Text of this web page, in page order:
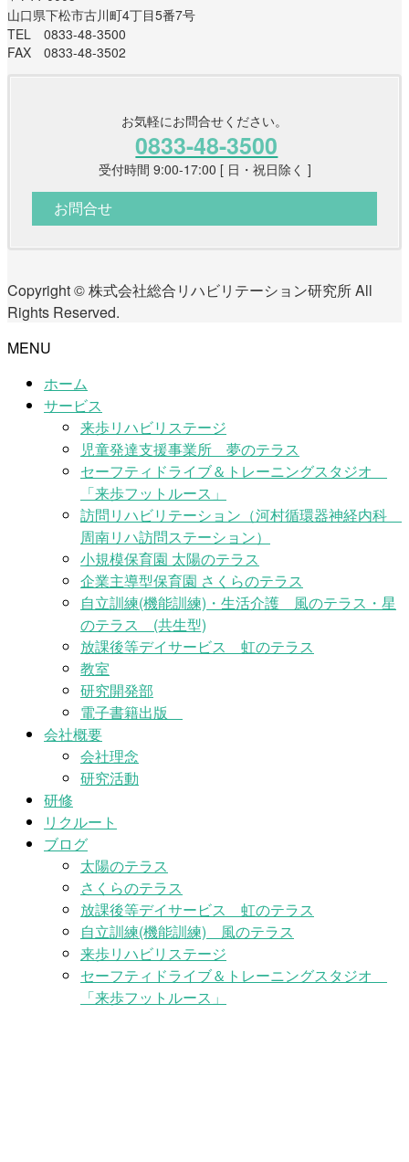
山口県下松市古川町4丁目5番7号
TEL 0833-48-3500
FAX 0833-48-3502
お気軽にお問合せください。
0833-48-3500
受付時間 9:00-17:00 [ 日・祝日除く ]
お問合せ
Copyright © 株式会社総合リハビリテーション研究所 All
Rights Reserved.
MENU
ホーム
サービス
来歩リハビリステージ
児童発達支援事業所 夢のテラス
セーフティドライブ＆トレーニングスタジオ
「来歩フットルース」
訪問リハビリテーション（河村循環器神経内科
周南リハ訪問ステーション）
小規模保育園 太陽のテラス
企業主導型保育園 さくらのテラス
自立訓練(機能訓練)・生活介護 風のテラス・星
のテラス (共生型)
放課後等デイサービス 虹のテラス
教室
研究開発部
電子書籍出版
会社概要
会社理念
研究活動
研修
リクルート
ブログ
太陽のテラス
さくらのテラス
放課後等デイサービス 虹のテラス
自立訓練(機能訓練) 風のテラス
来歩リハビリステージ
セーフティドライブ＆トレーニングスタジオ
「来歩フットルース」